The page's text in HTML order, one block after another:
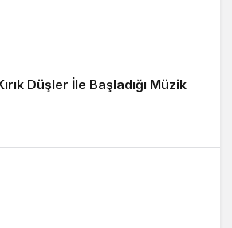
Düşler İle Başladığı Müzik